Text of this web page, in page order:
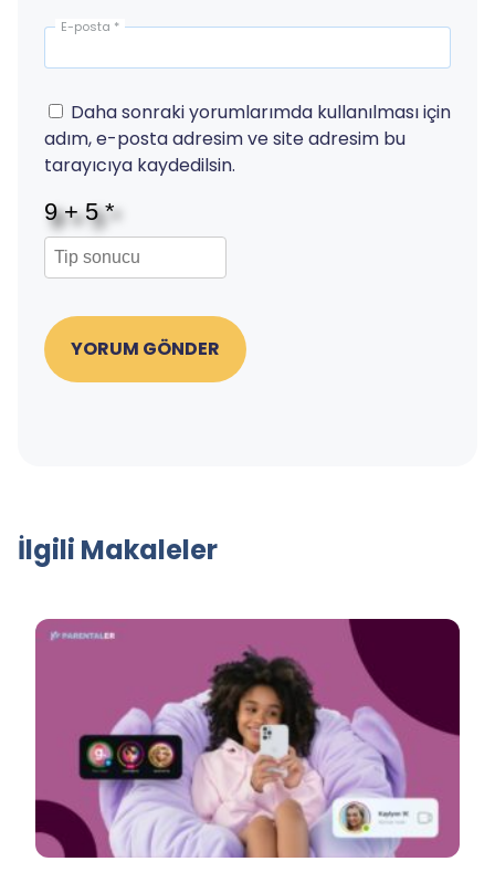
E-posta *
Daha sonraki yorumlarımda kullanılması için
adım, e-posta adresim ve site adresim bu
tarayıcıya kaydedilsin.
YORUM GÖNDER
İlgili Makaleler